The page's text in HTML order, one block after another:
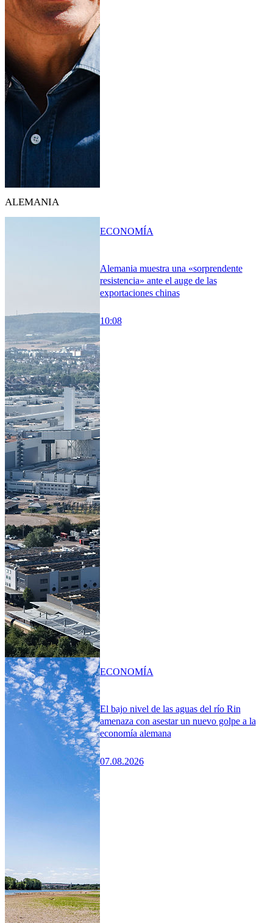
ALEMANIA
Alemania muestra una «sorprendente
resistencia» ante el auge de las
exportaciones chinas
10:08
ECONOMÍA
El bajo nivel de las aguas del río Rin
amenaza con asestar un nuevo golpe a la
economía alemana
07.08.2026
ECONOMÍA